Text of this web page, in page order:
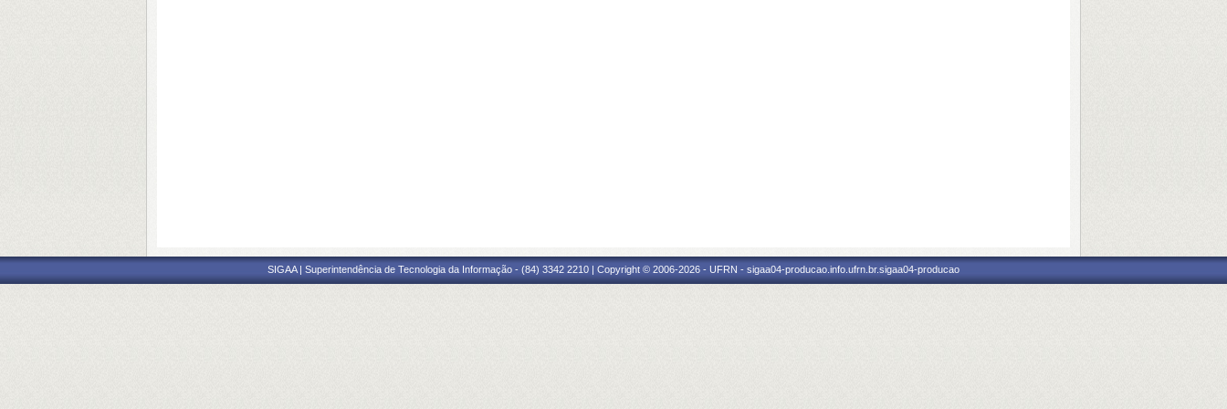
SIGAA | Superintendência de Tecnologia da Informação - (84) 3342 2210 | Copyright © 2006-2026 - UFRN - sigaa04-producao.info.ufrn.br.sigaa04-producao